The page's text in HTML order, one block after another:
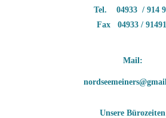
Tel. 04933 / 914
Fax 04933 /
Mail:
Unsere